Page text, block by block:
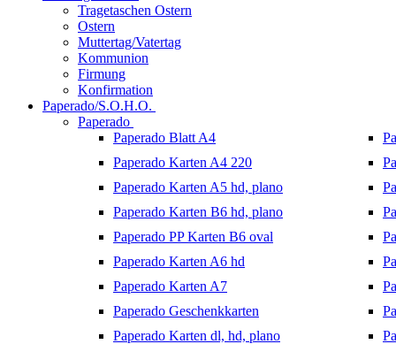
Tragetaschen Ostern
Ostern
Muttertag/Vatertag
Kommunion
Firmung
Konfirmation
Paperado/S.O.H.O.
Paperado
Paperado Blatt A4
Paperado Karten A4 220
Paperado Karten A5 hd, plano
Paperado Karten B6 hd, plano
Paperado PP Karten B6 oval
Paperado Karten A6 hd
Paperado Karten A7
Paperado Geschenkkarten
Paperado Karten dl, hd, plano